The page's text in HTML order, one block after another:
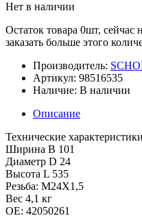
Нет в наличии
Остаток товара 0шт, сейчас
заказать больше этого
Производитель:
Артикул: 98516535
Наличие: В наличии
Описание
Технические
Ширина B 101
Диаметр D 24
Высота L 535
Резьба: M24X1,5
Вес 4,1 кг
OE: 42050261